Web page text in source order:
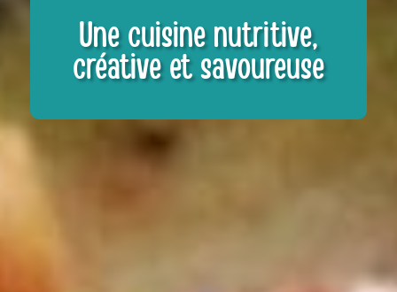
Une cuisine nutritive,
créative et savoureuse